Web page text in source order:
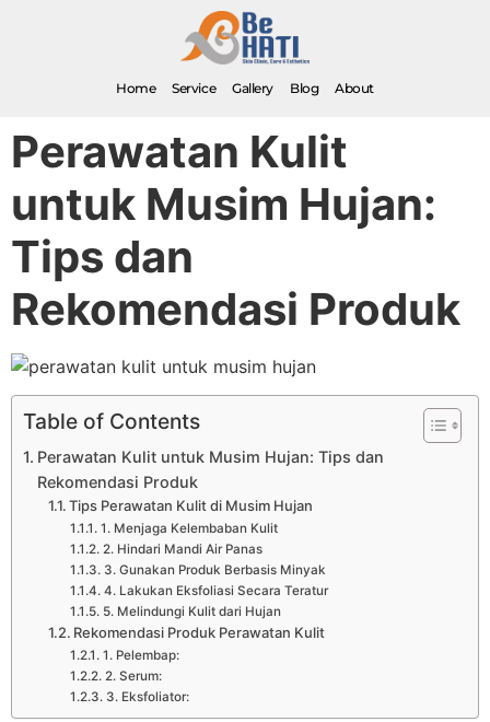
Home Service Gallery Blog About
Perawatan Kulit
untuk Musim Hujan:
Tips dan
Rekomendasi Produk
Table of Contents
Perawatan Kulit untuk Musim Hujan: Tips dan
Rekomendasi Produk
Tips Perawatan Kulit di Musim Hujan
1. Menjaga Kelembaban Kulit
2. Hindari Mandi Air Panas
3. Gunakan Produk Berbasis Minyak
4. Lakukan Eksfoliasi Secara Teratur
5. Melindungi Kulit dari Hujan
Rekomendasi Produk Perawatan Kulit
1. Pelembap:
2. Serum:
3. Eksfoliator: